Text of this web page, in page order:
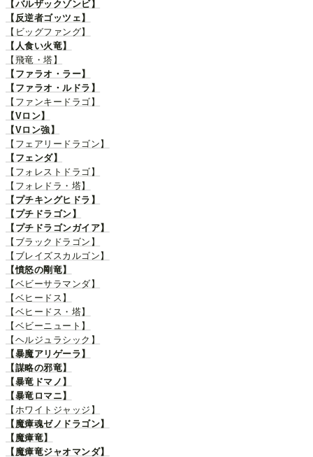
【バルザックゾンビ】
【反逆者ゴッツェ】
【ビッグファング】
【人食い火竜】
【飛竜・塔】
【ファラオ・ラー】
【ファラオ・ルドラ】
【ファンキードラゴ】
【Vロン】
【Vロン強】
【フェアリードラゴン】
【フェンダ】
【フォレストドラゴ】
【フォレドラ・塔】
【プチキングヒドラ】
【プチドラゴン】
【プチドラゴンガイア】
【ブラックドラゴン】
【ブレイズスカルゴン】
【憤怒の剛竜】
【ベビーサラマンダ】
【ベヒードス】
【ベヒードス・塔】
【ベビーニュート】
【ヘルジュラシック】
【暴魔アリゲーラ】
【謀略の邪竜】
【暴竜ドマノ】
【暴竜ロマニ】
【ホワイトジャッジ】
【魔瘴魂ゼノドラゴン】
【魔瘴竜】
【魔瘴竜ジャオマンダ】